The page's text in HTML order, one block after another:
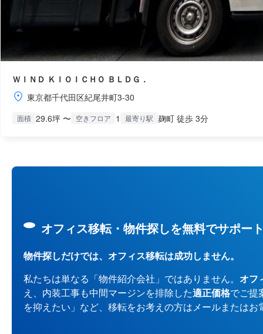
ＷＩＮＤ ＫＩＯＩＣＨＯ ＢＬＤＧ．
東京都千代田区紀尾井町3-30
面積 29.6坪 〜 空きフロア 1 最寄り駅 麹町 徒歩 3分
オフィス移転・物件探しを無料でサポー
物件探しだけでは、オフィス移転は成功しません。
私たちは単なる「物件紹介会社」ではありません。 オフ
え、内装工事も中間マージンを排除した適正価格でご提
を抑えたい」など、移転をお考えの方はメールまたは